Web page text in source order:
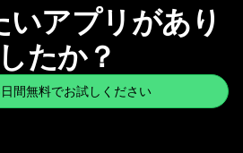
アプリがあり
たか？
間無料でお試しください